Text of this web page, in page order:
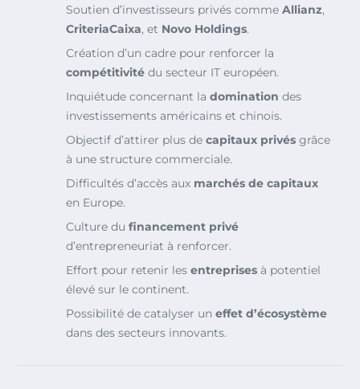
Soutien d’investisseurs privés comme Allianz,
CriteriaCaixa, et Novo Holdings.
Création d’un cadre pour renforcer la
compétitivité du secteur IT européen.
Inquiétude concernant la domination des
investissements américains et chinois.
Objectif d’attirer plus de capitaux privés grâce
à une structure commerciale.
Difficultés d’accès aux marchés de capitaux
en Europe.
Culture du financement privé
d’entrepreneuriat à renforcer.
Effort pour retenir les entreprises à potentiel
élevé sur le continent.
Possibilité de catalyser un effet d’écosystème
dans des secteurs innovants.